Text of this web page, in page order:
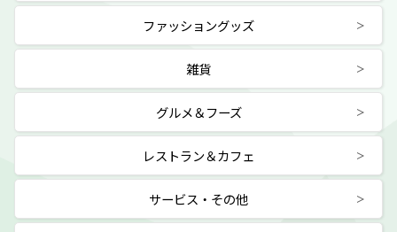
ファッショングッズ
雑貨
グルメ＆フーズ
レストラン＆カフェ
サービス・その他